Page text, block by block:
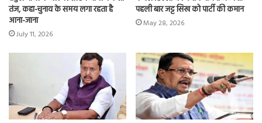
तंज, कहा-चुनाव के समय लगा रहता है
आना-जाना
July 11, 2026
पहली बार जट्ट सिख को पार्टी की कमान
May 28, 2026